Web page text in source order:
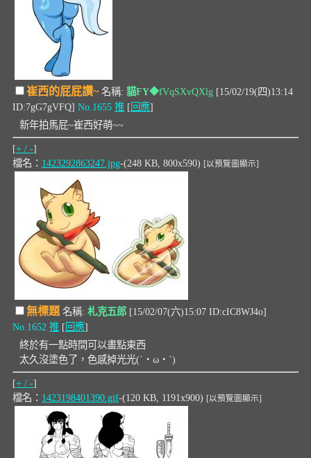
崔西的屁屁讚~ 名稱: 貓FY◆fVqSXvQXlg [15/02/19(四)13:14
ID:7gG7gVFQ] No.1655 推 [ 回應]
新年拍馬屁~崔西好萌~~
[+ / -]
檔名： 1423292863247.jpg-(248 KB, 800x590) [以預覽圖顯示]
無標題名稱: 札克五郎 [15/02/07(六)15:07 ID:cIC8WJ4o]
No.1652 推 [ 回應]
終於有一點時間可以畫點東西
太久沒塗色了，色感掉光光(´・ω・`)
[+ / -]
檔名： 1423198401390.gif-(120 KB, 1191x900) [以預覽圖顯示]